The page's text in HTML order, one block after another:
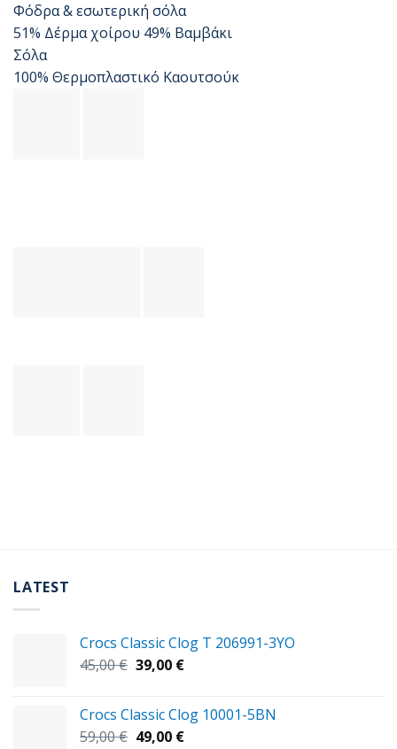
Φόδρα & εσωτερική σόλα
51% Δέρμα χοίρου 49% Βαμβάκι
Σόλα
100% Θερμοπλαστικό Καουτσούκ
LATEST
Crocs Classic Clog T 206991-3YΟ
45,00€ Original
45,00 €.
39,00 €Η
είναι:
39,00 €.
Crocs Classic Clog 10001-5BN
59,00€ Original
49,00 €Η